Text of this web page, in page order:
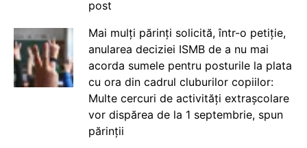
post
Mai mulți părinți solicită, într-o petiție,
anularea deciziei ISMB de a nu mai
acorda sumele pentru posturile la plata
cu ora din cadrul cluburilor copiilor:
Multe cercuri de activități extrașcolare
vor dispărea de la 1 septembrie, spun
părinții